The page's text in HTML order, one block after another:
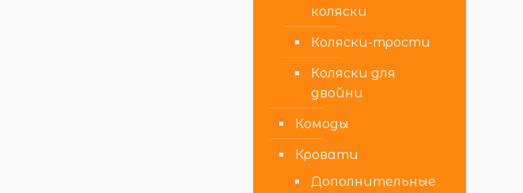
коляски
Коляски-трости
Коляски для
двойни
Комоды
Кровати
Дополнительные